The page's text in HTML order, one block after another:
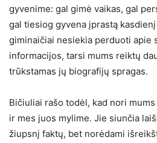
gyvenime: gal gimė vaikas, gal
gal tiesiog gyvena įprastą
giminaičiai nesiekia perduoti apie
informacijos, tarsi mums reiktų
trūkstamas jų biografijų spragas.
Bičiuliai rašo todėl, kad nori
ir mes juos mylime. Jie siunčia
žiupsnį faktų, bet norėdami